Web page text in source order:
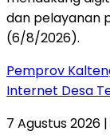
Pemprov
Internet Desa
7 Agustus 2026 |